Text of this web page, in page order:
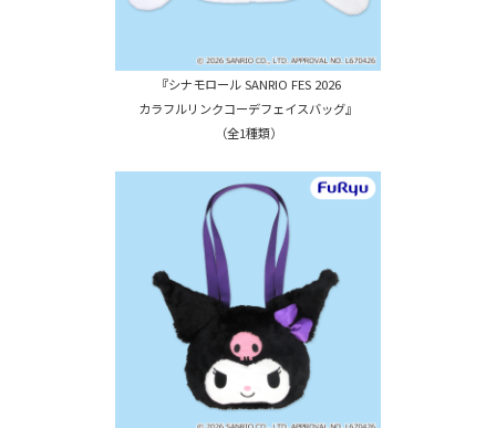
『シナモロール SANRIO FES 2026
カラフルリンクコーデフェイスバッグ』
（全1種類）